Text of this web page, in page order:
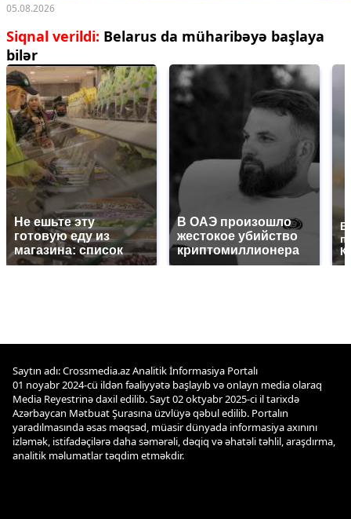
05.08.2026
Siqnal verildi: Belarus da müharibəyə başlaya
bilər
Не ешьте эту
готовую еду из
магазина: список
В ОАЭ произошло
жестокое убийство
криптомиллионера
Saytın adı: Crossmedia.az Analitik İnformasiya Portalı
01 noyabr 2024-cü ildən fəaliyyətə başlayıb və onlayn media olaraq
Media Reyestrinə daxil edilib. Sayt 02 oktyabr 2025-ci il tarixdə
Azərbaycan Mətbuat Şurasına üzvlüyə qəbul edilib. Portalın
yaradılmasında əsas məqsəd, müasir dünyada informasiya axınını
izləmək, istifadəçilərə daha səmərəli, dəqiq və əhatəli təhlil, araşdırma,
analitik məlumatlar təqdim etməkdir.